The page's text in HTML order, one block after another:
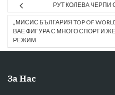
РУТ КОЛЕВА ЧЕРПИ
„МИСИС БЪЛГАРИЯ TOP OF
ВАЕ ФИГУРА С МНОГО СПОРТ И
РЕЖИМ
За Нас